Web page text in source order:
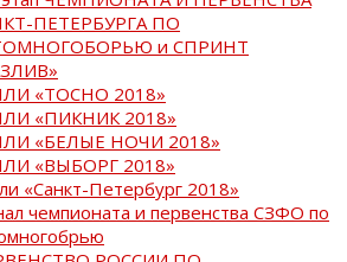
ПЕТЕРБУРГА ПО
и СПРИНТ
«ТОСНО 2018»
«ПИКНИК 2018»
«БЕЛЫЕ НОЧИ 2018»
«ВЫБОРГ 2018»
«Санкт-Петербург 2018»
чемпионата и первенства СЗФО по